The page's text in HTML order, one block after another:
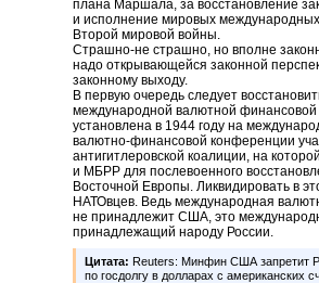
плана Маршала, за восстановление
и исполнение мировых
Второй мировой войны.
Страшно-не страшно, но вполне
надо открывающейся законной
законному выходу.
В первую очередь следует
международной валютной
установлена в 1944 году на
валютно-финансовой конференции
антигитлеровской коалиции, на
и МБРР для послевоенного
Восточной Европы. Ликвидировать в
НАТОвцев. Ведь международная
не принадлежит США, это
принадлежащий народу России.
Цитата: Reuters: Минфин США запретит
по госдолгу в долларах с американских